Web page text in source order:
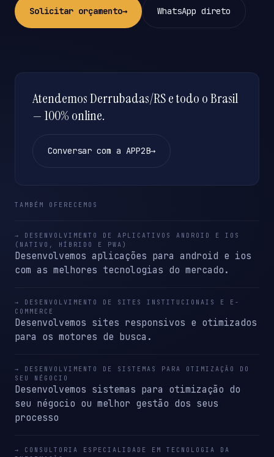
Solicitar orçamento→ WhatsApp direto
Atendemos Derrubadas/RS e todo o Brasil
— 100% online.
Conversar com a APP2B→
TAMBÉM OFERECEMOS
→ DESENVOLVIMENTO DE APLICATIVOS ANDROID E IOS
(NATIVO, HÍBRIDO E PWA)
Desenvolvemos aplicações para android e ios
com as melhores tecnologias do mercado.
→ DESENVOLVIMENTO DE SITES INSTITUCIONAIS E E-
COMMERCE
Desenvolvemos sites responsivos e otimizados
para os motores de busca.
→ DESENVOLVIMENTO DE SISTEMAS PARA OTIMIZAÇÃO DO
SEU NÉGOCIO
Desenvolvemos sistemas para otimização do
seu négocio ou melhor gestão dos seus
processo
→ CONSULTORIA ESPECIALIDADE EM TECNOLOGIA DA